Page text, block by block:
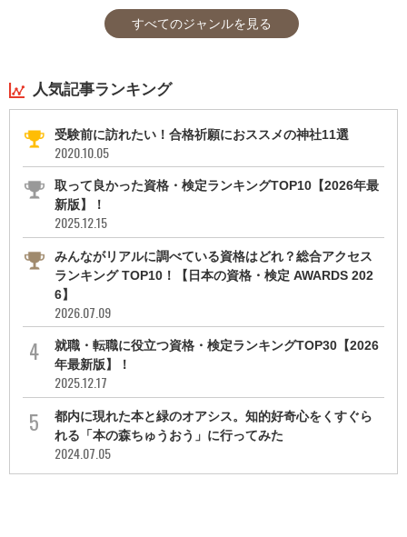
すべてのジャンルを見る
人気記事ランキング
受験前に訪れたい！合格祈願におススメの神社11選
2020.10.05
取って良かった資格・検定ランキングTOP10【2026年最
新版】！
2025.12.15
みんながリアルに調べている資格はどれ？総合アクセス
ランキング TOP10！【日本の資格・検定 AWARDS 202
6】
2026.07.09
就職・転職に役立つ資格・検定ランキングTOP30【2026
年最新版】！
2025.12.17
都内に現れた本と緑のオアシス。知的好奇心をくすぐら
れる「本の森ちゅうおう」に行ってみた
2024.07.05